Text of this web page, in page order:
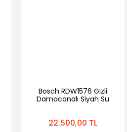
Bosch RDW1576 Gizli
Damacanalı Siyah Su
22.500,00 TL